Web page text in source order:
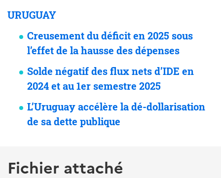
URUGUAY
Creusement du déficit en 2025 sous
l’effet de la hausse des dépenses
Solde négatif des flux nets d’IDE en
2024 et au 1er semestre 2025
L’Uruguay accélère la dé-dollarisation
de sa dette publique
Fichier attaché